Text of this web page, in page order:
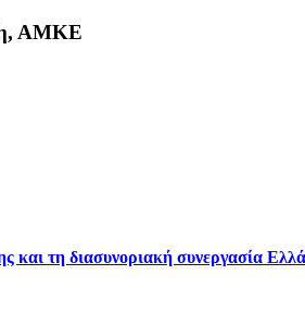
ΑΜΚΕ
και τη διασυνοριακή συνεργασία